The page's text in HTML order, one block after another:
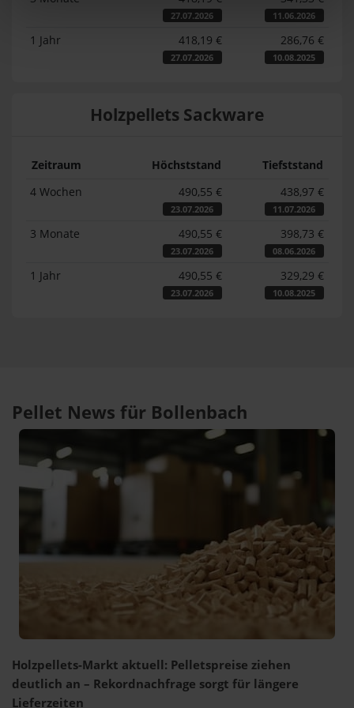
27.07.2026 11.06.2026
1 Jahr 418,19 €
27.07.2026
286,76 €
10.08.2025
Holzpellets Sackware
Zeitraum Höchststand
Tiefststand
4 Wochen
490,55 €
23.07.2026
438,97 €
11.07.2026
3 Monate 490,55 €
23.07.2026
398,73 €
08.06.2026
1 Jahr 490,55 €
23.07.2026
329,29 €
10.08.2025
Pellet News für Bollenbach
Holzpellets-Markt aktuell: Pelletspreise ziehen
deutlich an – Rekordnachfrage sorgt für längere
Lieferzeiten